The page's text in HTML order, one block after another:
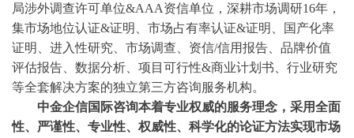
局涉外调查许可单位&AAA资信单位 ，深耕市场调研16年 ，
集市场地位认证&证明 市场占有率认证&证明、国产化率
证明、 进入性研究、市场调查、 资信/信用报告、品牌价值
评估报告、 数据分析、项目可行性&商业计划书、行业研究
等全套解决方案的独立第三方咨询服务机构。
中金企信国际咨询本着专业权威的服务理念，采用全面
性、严谨性、专业性、权威性、科学化的论证方法实现市场